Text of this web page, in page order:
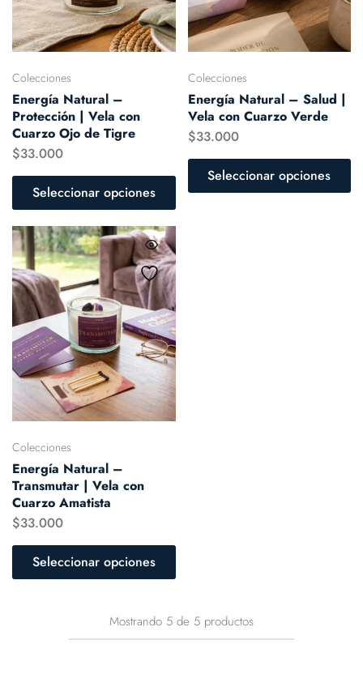
Colecciones
Energía Natural –
Protección | Vela con
Cuarzo Ojo de Tigre
$33.000
Seleccionar opciones
Colecciones
Energía Natural – Salud |
Vela con Cuarzo Verde
$33.000
Seleccionar opciones
Colecciones
Energía Natural –
Transmutar | Vela con
Cuarzo Amatista
$33.000
Seleccionar opciones
Mostrando 5 de 5 productos